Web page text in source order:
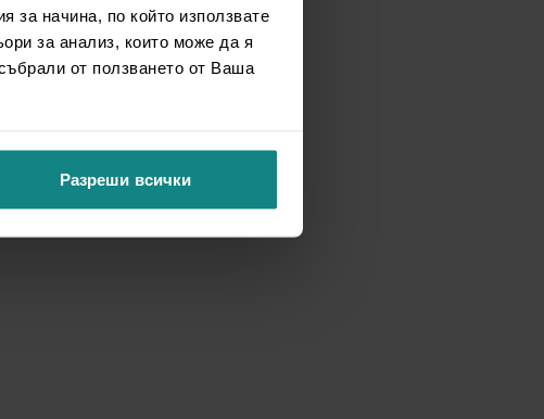
начина, по който използвате
за анализ, които може да я
от ползването от Ваша
Разреши всички